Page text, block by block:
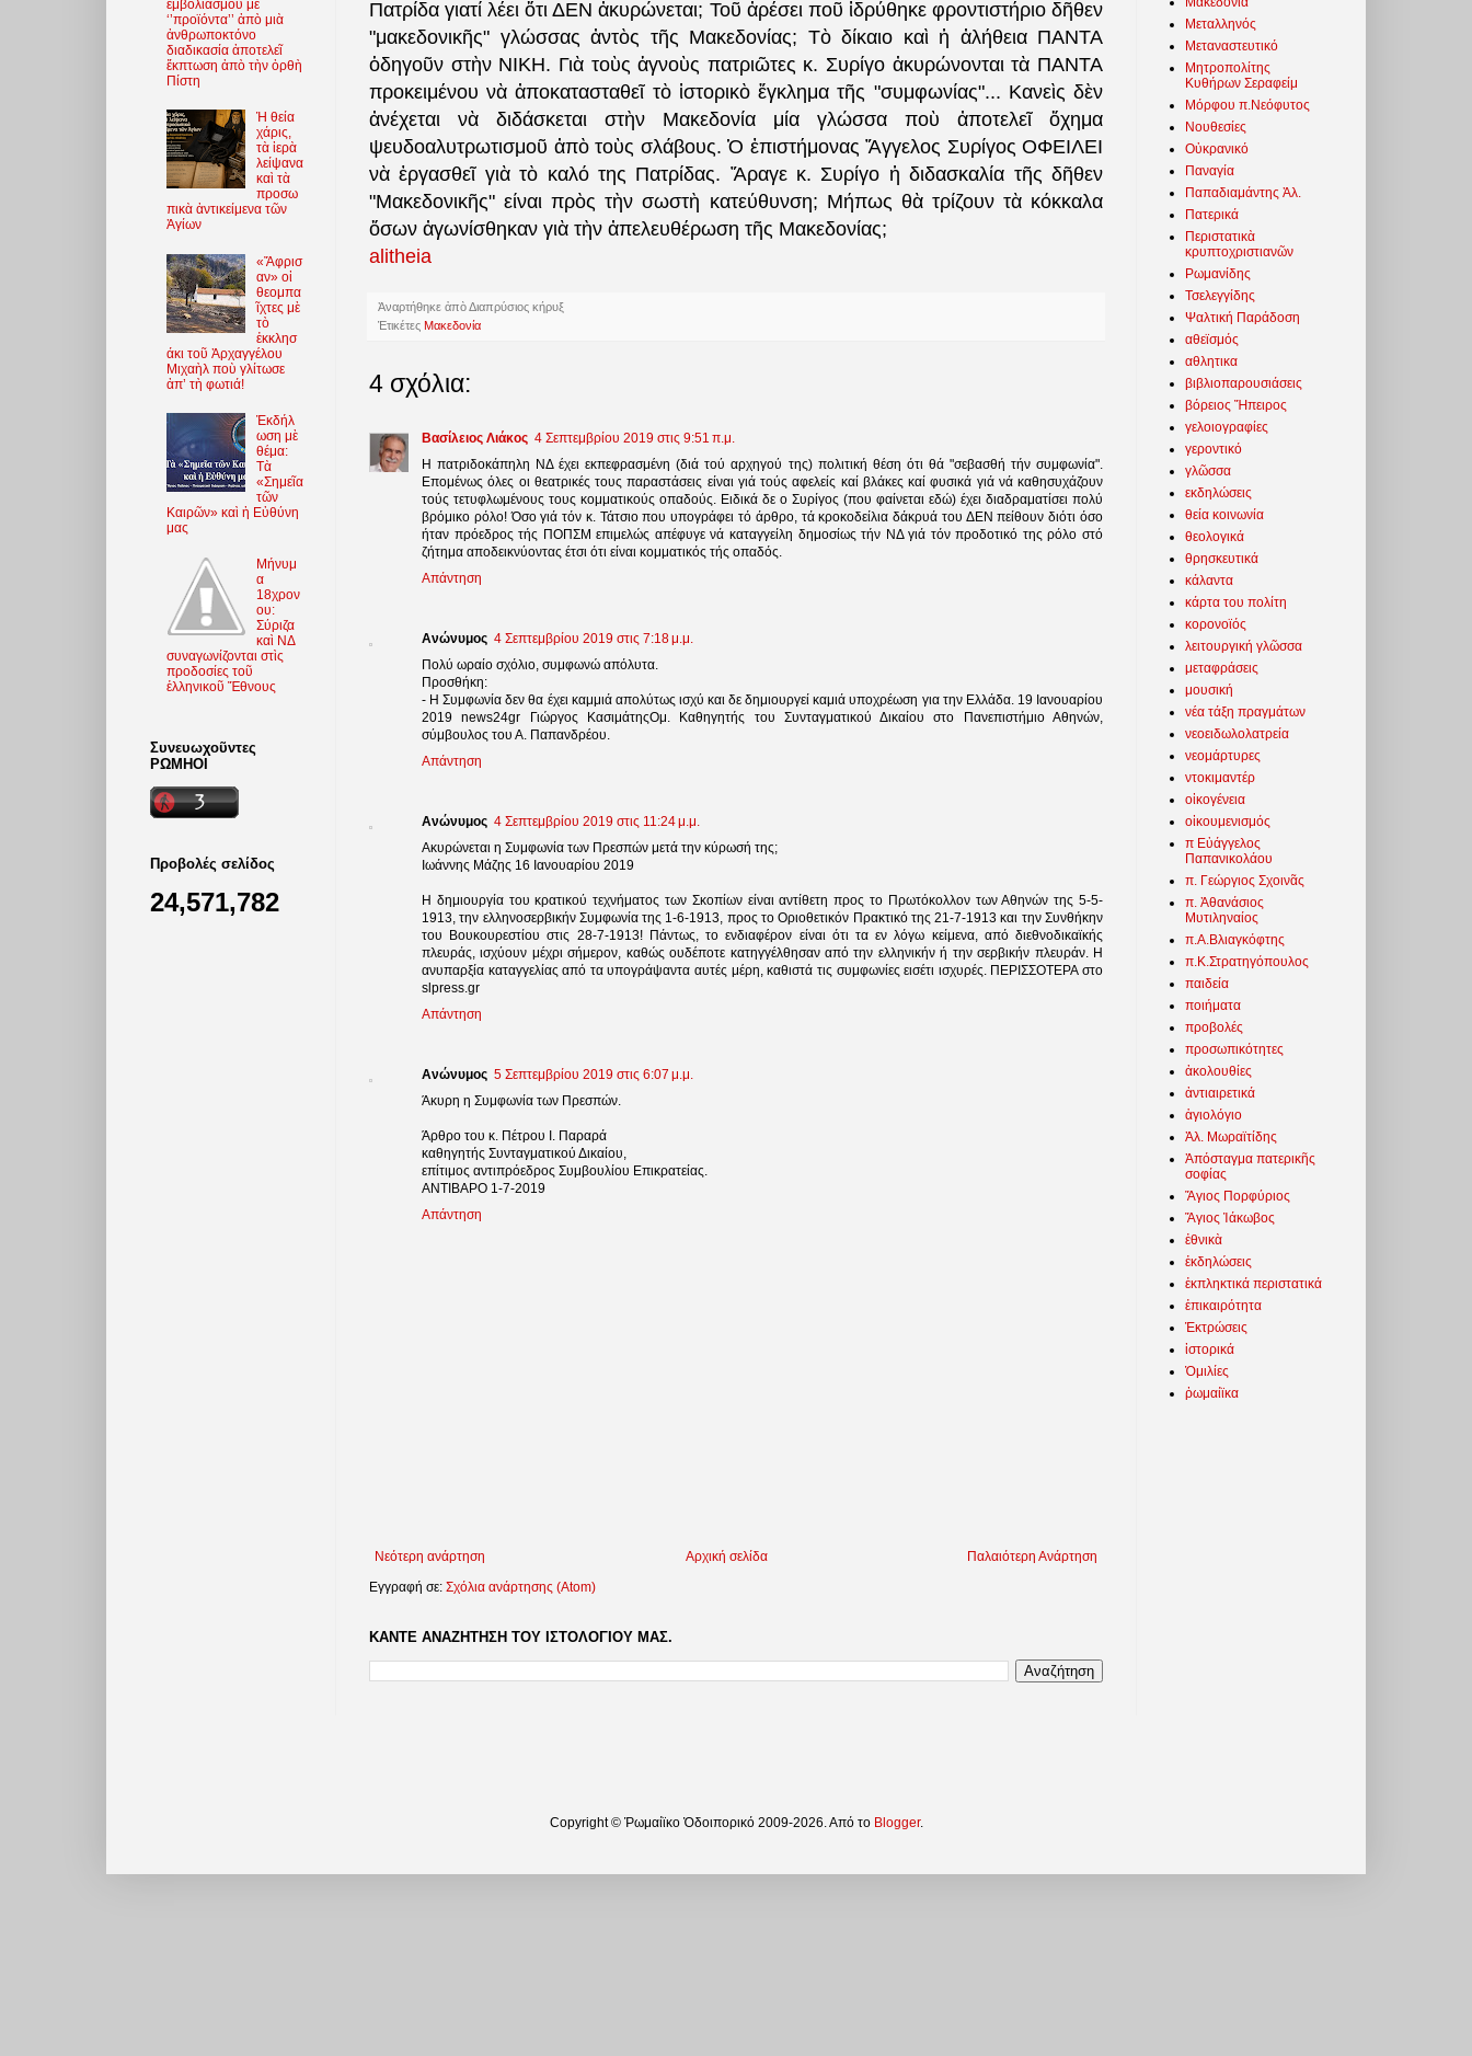
Πατρίδα γιατί λέει ὅτι ΔΕΝ ἀκυρώνεται; Τοῦ ἀρέσει ποῦ ἱδρύθηκε φροντιστήριο δῆθεν
"μακεδονικῆς" γλώσσας ἀντὸς τῆς Μακεδονίας; Τὸ δίκαιο καὶ ἡ ἀλήθεια ΠΑΝΤΑ
ὁδηγοῦν στὴν ΝΙΚΗ. Γιὰ τοὺς ἁγνοὺς πατριῶτες κ. Συρίγο ἀκυρώνονται τὰ ΠΑΝΤΑ
προκειμένου νὰ ἀποκατασταθεῖ τὸ ἱστορικὸ ἔγκλημα τῆς "συμφωνίας"... Κανεὶς δὲν
ἀνέχεται νὰ διδάσκεται στὴν Μακεδονία μία γλώσσα ποὺ ἀποτελεῖ ὄχημα
ψευδοαλυτρωτισμοῦ ἀπὸ τοὺς σλάβους. Ὁ ἐπιστήμονας Ἄγγελος Συρίγος ΟΦΕΙΛΕΙ
νὰ ἐργασθεῖ γιὰ τὸ καλό της Πατρίδας. Ἄραγε κ. Συρίγο ἡ διδασκαλία τῆς δῆθεν
"Μακεδονικῆς" είναι πρὸς τὴν σωστὴ κατεύθυνση; Μήπως θὰ τρίζουν τὰ κόκκαλα
ὅσων ἀγωνίσθηκαν γιὰ τὴν ἀπελευθέρωση τῆς Μακεδονίας;
alitheia
Ἀναρτήθηκε ἀπὸΔιαπρύσιος κήρυξ
Ἐτικέτες Μακεδονία
4 σχόλια:
Βασίλειος Λιάκος 4 Σεπτεμβρίου 2019 στις 9:51 π.μ.
Η πατριδοκάπηλη ΝΔ έχει εκπεφρασμένη (διά τού αρχηγού της) πολιτική θέση ότι θά "σεβασθή τήν συμφωνία".
Επομένως όλες οι θεατρικές τους παραστάσεις είναι γιά τούς αφελείς καί βλάκες καί φυσικά γιά νά καθησυχάζουν
τούς τετυφλωμένους τους κομματικούς οπαδούς. Ειδικά δε ο Συρίγος (που φαίνεται εδώ) έχει διαδραματίσει πολύ
βρόμικο ρόλο! Όσο γιά τόν κ. Τάτσιο που υπογράφει τό άρθρο, τά κροκοδείλια δάκρυά του ΔΕΝ πείθουν διότι όσο
ήταν πρόεδρος τής ΠΟΠΣΜ επιμελώς απέφυγε νά καταγγείλη δημοσίως τήν ΝΔ γιά τόν προδοτικό της ρόλο στό
ζήτημα αποδεικνύοντας έτσι ότι είναι κομματικός τής οπαδός.
Απάντηση
Ανώνυμος 4 Σεπτεμβρίου 2019 στις 7:18 μ.μ.
Πολύ ωραίο σχόλιο, συμφωνώ απόλυτα.
Προσθήκη:
- Η Συμφωνία δεν θα έχει καμμιά απολύτως ισχύ και δε δημιουργεί καμιά υποχρέωση για την Ελλάδα. 19 Ιανουαρίου
2019 news24gr Γιώργος ΚασιμάτηςΟμ. Καθηγητής του Συνταγματικού Δικαίου στο Πανεπιστήμιο Αθηνών,
σύμβουλος του Α. Παπανδρέου.
Απάντηση
Ανώνυμος 4 Σεπτεμβρίου 2019 στις 11:24 μ.μ.
Ακυρώνεται η Συμφωνία των Πρεσπών μετά την κύρωσή της;
Ιωάννης Μάζης 16 Ιανουαρίου 2019
Η δημιουργία του κρατικού τεχνήματος των Σκοπίων είναι αντίθετη προς το Πρωτόκολλον των Αθηνών της 5-5-
1913, την ελληνοσερβικήν Συμφωνία της 1-6-1913, προς το Οριοθετικόν Πρακτικό της 21-7-1913 και την Συνθήκην
του Βουκουρεστίου στις 28-7-1913! Πάντως, το ενδιαφέρον είναι ότι τα εν λόγω κείμενα, από διεθνοδικαϊκής
πλευράς, ισχύουν μέχρι σήμερον, καθώς ουδέποτε κατηγγέλθησαν από την ελληνικήν ή την σερβικήν πλευράν. Η
ανυπαρξία καταγγελίας από τα υπογράψαντα αυτές μέρη, καθιστά τις συμφωνίες εισέτι ισχυρές. ΠΕΡΙΣΣΟΤΕΡΑ στο
slpress.gr
Απάντηση
Ανώνυμος 5 Σεπτεμβρίου 2019 στις 6:07 μ.μ.
Άκυρη η Συμφωνία των Πρεσπών.
Άρθρο του κ. Πέτρου Ι. Παραρά
καθηγητής Συνταγματικού Δικαίου,
επίτιμος αντιπρόεδρος Συμβουλίου Επικρατείας.
ANTIBAΡO 1-7-2019
Απάντηση
Νεότερη ανάρτηση Παλαιότερη Ανάρτηση
Αρχική σελίδα
Εγγραφή σε: Σχόλια ανάρτησης (Atom)
ΚΑΝΤΕ ΑΝΑΖΗΤΗΣΗ ΤΟΥ ΙΣΤΟΛΟΓΙΟΥ ΜΑΣ.
ἐμβολιασμοῦ μὲ
‘’προϊόντα’’ ἀπὸ μιὰ
ἀνθρωποκτόνο
διαδικασία ἀποτελεῖ
ἔκπτωση ἀπὸ τὴν ὀρθὴ
Πίστη
Ἡ θεία
χάρις,
τὰ ἱερὰ
λείψανα
καὶ τὰ
προσω
πικὰ ἀντικείμενα τῶν
Ἁγίων
«Ἄφρισ
αν» οἱ
θεομπα
ῖχτες μὲ
τὸ
ἐκκλησ
άκι τοῦ Ἀρχαγγέλου
Μιχαὴλ ποὺ γλίτωσε
ἀπ’ τὴ φωτιά!
Ἐκδήλ
ωση μὲ
θέμα:
Τὰ
«Σημεῖα
τῶν
Καιρῶν» καὶ ἡ Εὐθύνη
μας
Μήνυμ
α
18χρον
ου:
Σύριζα
καὶ ΝΔ
συναγωνίζονται στὶς
προδοσίες τοῦ
ἑλληνικοῦ Ἔθνους
Συνευωχοῦντες
ΡΩΜΗΟΙ
Προβολές σελίδος
24,571,782
Μεταλληνός
Μεταναστευτικό
Μητροπολίτης
Κυθήρων Σεραφείμ
Μόρφου π.Νεόφυτος
Νουθεσίες
Οὐκρανικό
Παναγία
Παπαδιαμάντης Ἀλ.
Πατερικά
Περιστατικὰ
κρυπτοχριστιανῶν
Ρωμανίδης
Τσελεγγίδης
Ψαλτική Παράδοση
αθεϊσμός
αθλητικα
βιβλιοπαρουσιάσεις
βόρειος Ἤπειρος
γελοιογραφίες
γεροντικό
γλῶσσα
εκδηλώσεις
θεία κοινωνία
θεολογικά
θρησκευτικά
κάλαντα
κάρτα του πολίτη
κορονοϊός
λειτουργική γλῶσσα
μεταφράσεις
μουσική
νέα τάξη πραγμάτων
νεοειδωλολατρεία
νεομάρτυρες
ντοκιμαντέρ
οἰκογένεια
οἰκουμενισμός
π Εὐάγγελος
Παπανικολάου
π. Γεώργιος Σχοινᾶς
π. Ἀθανάσιος
Μυτιληναίος
π.Α.Βλιαγκόφτης
π.Κ.Στρατηγόπουλος
παιδεία
ποιήματα
προβολές
προσωπικότητες
ἀκολουθίες
ἀντιαιρετικά
ἁγιολόγιο
Ἀλ. Μωραϊτίδης
Ἀπόσταγμα πατερικῆς
σοφίας
Ἅγιος Πορφύριος
Ἅγιος Ἰάκωβος
ἐθνικὰ
ἐκδηλώσεις
ἐκπληκτικά περιστατικά
ἐπικαιρότητα
Ἐκτρώσεις
ἱστορικά
Ὁμιλίες
ῥωμαίϊκα
Copyright © Ῥωμαίϊκο Ὁδοιπορικό 2009-2026. Από το Blogger.